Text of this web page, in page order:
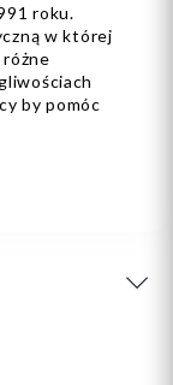
roku.
w której
by pomóc